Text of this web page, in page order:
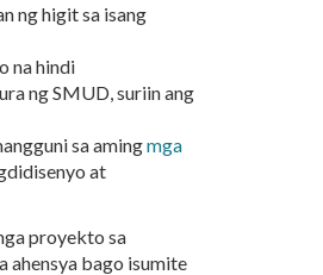
ng higit sa isang
na hindi
ng SMUD, suriin ang
sa amingmga
at
proyekto sa
ahensya bago isumite